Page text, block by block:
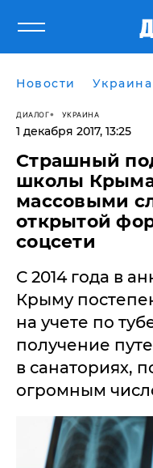
Новости Украина
ДИАЛОГ УКРАИНА
1 декабря 2017, 13:25
​Страшный
школы Крыма
массовыми
открытой
соцсети
С 2014 года в
Крыму
на учете по
получение
в санаториях,
огромным